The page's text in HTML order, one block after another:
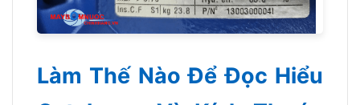
Làm Thế Nào Để Đọc Hiểu